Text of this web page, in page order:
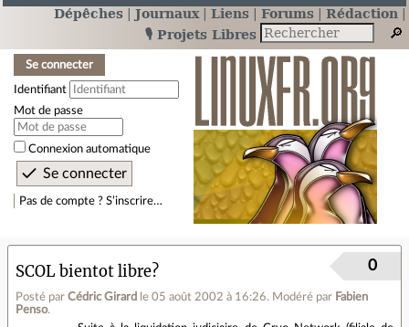
Dépêches Journaux Liens Forums
Rédaction
🎙️ Projets Libres
Se connecter
Identifiant
Mot de passe
Connexion automatique
Pas de compte ? S’inscrire…
SCOL bientot libre?
Posté par Cédric Girard le 05 août 2002 à 16:26. Modéré par Fabien
Penso.
0